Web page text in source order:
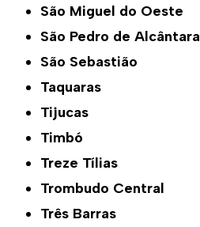
São Miguel do Oeste
São Pedro de Alcântara
São Sebastião
Taquaras
Tijucas
Timbó
Treze Tílias
Trombudo Central
Três Barras